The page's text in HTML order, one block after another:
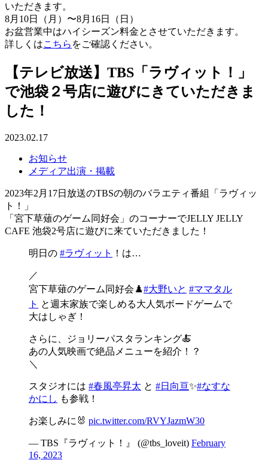
いただきます。
8月10日（月）〜8月16日（日）
お盆営業中はハイシーズン料金とさせていただきます。
詳しくはこちら をご確認ください。
【テレビ放送】TBS「ラヴィット！」
で池袋２号店に遊びにきていただきま
した！
2023.02.17
お知らせ
メディア出演・掲載
2023年2月17日放送のTBSの朝のバラエティ番組「ラヴィッ
ト！」
「宮下草薙のゲーム同好会」のコーナーでJELLY JELLY
CAFE 池袋2号店に遊びに来ていただきました！
明日の #ラヴィット ！は…
／
宮下草薙のゲーム同好会♟️#大野いと #ママタル
ト と週末家族で楽しめる大人気ボードゲームで
大はしゃぎ！
さらに、ジョリーパスタランキング🍝
あの人気映画で絶品メニューを紹介！？
＼
スタジオには #春風亭昇太 と #日向亘✨#なすな
かにし も参戦！
お楽しみに🐰 pic.twitter.com/RVYJazmW30
— TBS『ラヴィット！』 (@tbs_loveit) February
16, 2023